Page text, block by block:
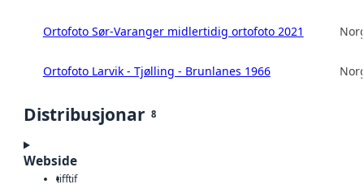
Ortofoto Sør-Varanger midlertidig ortofoto 2021
Ortofoto Larvik - Tjølling - Brunlanes 1966
Distribusjonar 8
Webside
tifftif